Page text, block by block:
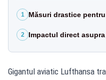
1 Măsuri drastice
2 Impactul direct
Gigantul aviatic Lufthansa